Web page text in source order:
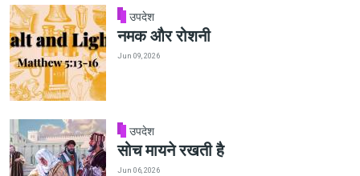
उपदेश
नमक और रोशनी
Jun 09, 2026
उपदेश
सोच मायने रखती है
Jun 06, 2026